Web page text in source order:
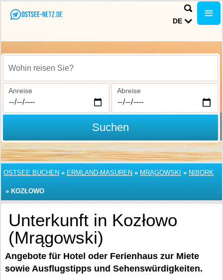
DE
Wohin reisen Sie?
Anreise Abreise
Suchen
OSTSEE BUCHEN » ERMLAND-MASUREN » MRĄGOWSKI » NIBORK
» KOZŁOWO
Unterkunft in Kozłowo
(Mrągowski)
Angebote für Hotel oder Ferienhaus zur Miete
sowie Ausflugstipps und Sehenswürdigkeiten.